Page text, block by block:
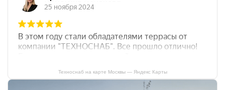
Техноснаб на карте Москвы — Яндекс Карты